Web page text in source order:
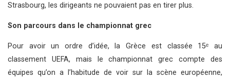
Strasbourg, les dirigeants ne pouvaient pas en tirer plus.
Son parcours dans le championnat grec
Pour avoir un ordre d’idée, la Grèce est classée 15ᵉ au
classement UEFA, mais le championnat grec compte des
équipes qu’on a l’habitude de voir sur la scène européenne,